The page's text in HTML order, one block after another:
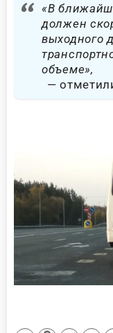
«В
должен
выходного
объеме»,